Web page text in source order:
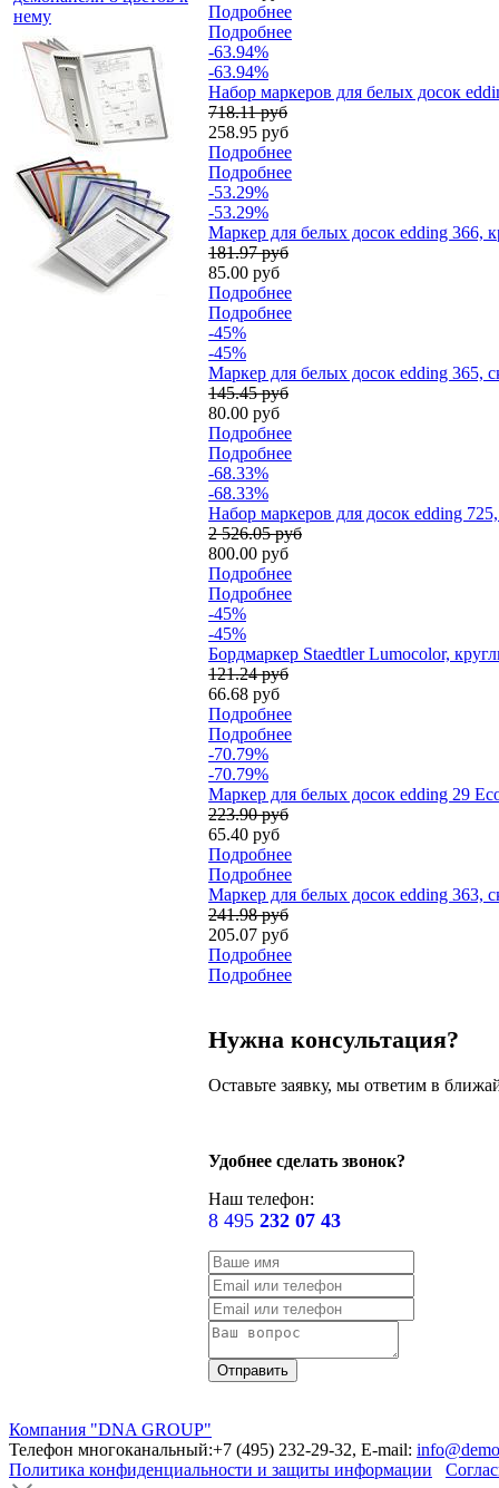
нему
Подробнее
Подробнее
-63.94%
-63.94%
Набор маркеров для белых досок
718.11 руб
258.95 руб
Подробнее
Подробнее
-53.29%
-53.29%
Маркер для белых досок edding 366,
181.97 руб
85.00 руб
Подробнее
Подробнее
-45%
-45%
Маркер для белых досок edding 365,
145.45 руб
80.00 руб
Подробнее
Подробнее
-68.33%
-68.33%
Набор маркеров для досок edding
2 526.05 руб
800.00 руб
Подробнее
Подробнее
-45%
-45%
Бордмаркер Staedtler Lumocolor,
121.24 руб
66.68 руб
Подробнее
Подробнее
-70.79%
-70.79%
Маркер для белых досок edding 29
223.90 руб
65.40 руб
Подробнее
Подробнее
Маркер для белых досок edding 363,
241.98 руб
205.07 руб
Подробнее
Подробнее
Нужна консультация?
Оставьте заявку, мы ответим в
Удобнее сделать звонок?
Наш телефон:
8 495 232 07 43
Компания "DNA GROUP"
Телефон многоканальный:+7 (495) 232-29-32, E-mail:
Политика конфиденциальности и защиты информации